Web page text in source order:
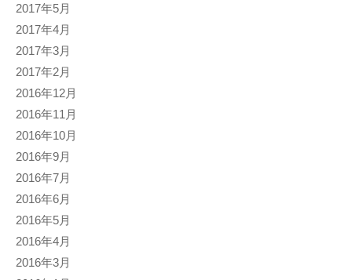
2017年5月
2017年4月
2017年3月
2017年2月
2016年12月
2016年11月
2016年10月
2016年9月
2016年7月
2016年6月
2016年5月
2016年4月
2016年3月